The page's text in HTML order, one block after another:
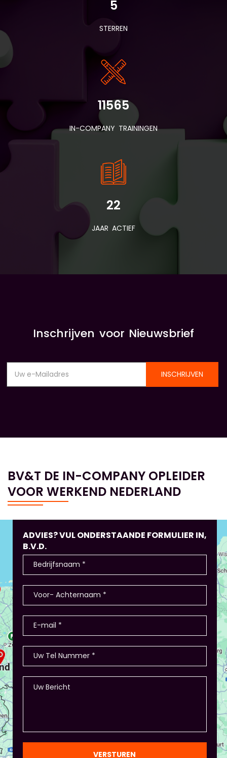
5
STERREN
11565
IN-COMPANY TRAININGEN
22
JAAR ACTIEF
Inschrijven voor Nieuwsbrief
INSCHRIJVEN
BV&T DE IN-COMPANY OPLEIDER
VOOR WERKEND NEDERLAND
ADVIES? VUL ONDERSTAANDE FORMULIER IN,
B.V.D.
VERSTUREN